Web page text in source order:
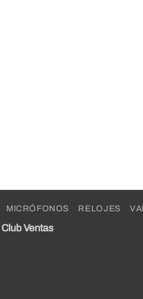
MICRÓFONOS RELOJES
Club Ventas